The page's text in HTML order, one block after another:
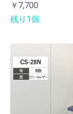
￥7,700
残り1個